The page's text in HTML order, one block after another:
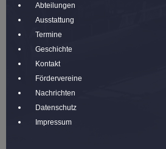
Abteilungen
Ausstattung
Termine
Geschichte
Kontakt
Fördervereine
Nachrichten
Datenschutz
Impressum